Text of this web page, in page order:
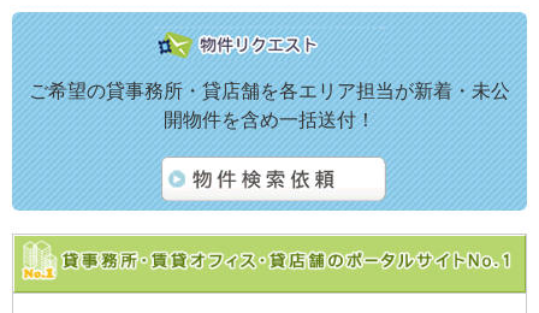
ご希望の貸事務所・貸店舗を各エリア担当が新着・未公
開物件を含め一括送付！